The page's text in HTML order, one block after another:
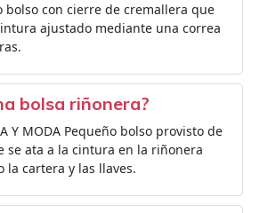
bolso con cierre de cremallera que
ajustado mediante una correa
bolsa riñonera?
Y MODA Pequeño bolso provisto de
se ata a la cintura en la riñonera
la cartera y las llaves.